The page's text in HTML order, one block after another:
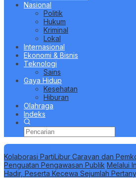
Nasional
Politik
Hukum
Kriminal
Lokal
Internasional
Ekonomi & Bisnis
Teknologi
Sains
Gaya Hidup
Kesehatan
Hiburan
Olahraga
Indeks
Berita Terbaru
Kolaborasi PartiLibur Caravan dan
Penguatan Pengawasan Publik Melalui
Hadir, Peserta Kecewa Sejumlah